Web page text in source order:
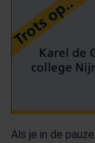
Als je in de